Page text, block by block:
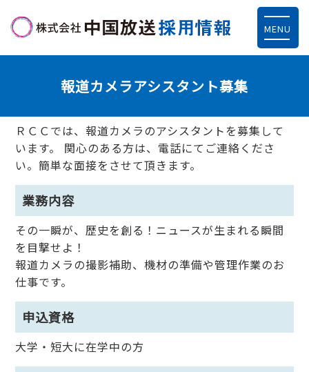
MENU
報道カメラアシスタント募集
ＲＣＣでは、報道カメラのアシスタントを募集して
います。 関心のある方は、電話にてご連絡くださ
い。簡単な面接をさせて頂きます。
業務内容
その一瞬が、歴史を創る！ニュースが生まれる瞬間
を目撃せよ！
報道カメラの撮影補助、機材の準備や管理作業のお
仕事です。
申込資格
大学・短大に在学中の方